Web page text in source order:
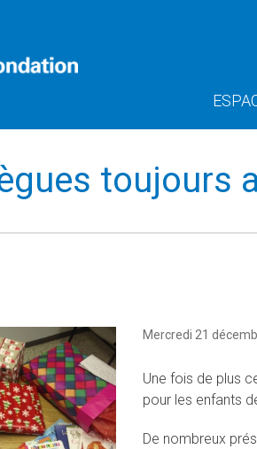
toujours
Mercredi 21
Une fois de plus
pour les enfants
De nombreux